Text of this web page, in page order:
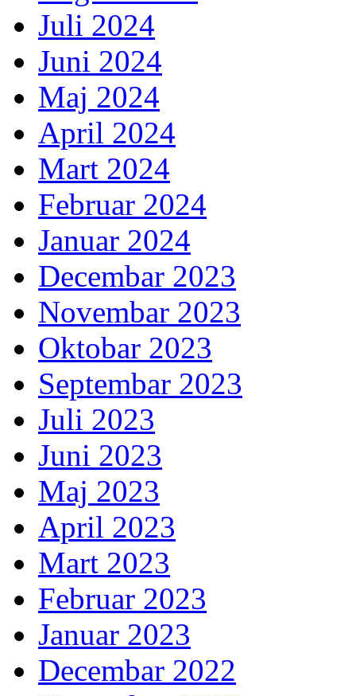
Juli 2024
Juni 2024
Maj 2024
April 2024
Mart 2024
Februar 2024
Januar 2024
Decembar 2023
Novembar 2023
Oktobar 2023
Septembar 2023
Juli 2023
Juni 2023
Maj 2023
April 2023
Mart 2023
Februar 2023
Januar 2023
Decembar 2022